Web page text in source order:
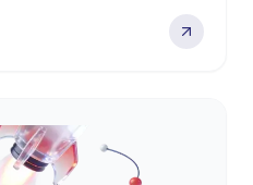
งรู้เพื่อวางกลยุทธ์ให้ปัง